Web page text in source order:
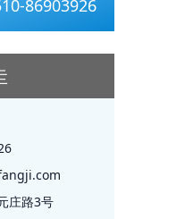
86903926
庄路3号